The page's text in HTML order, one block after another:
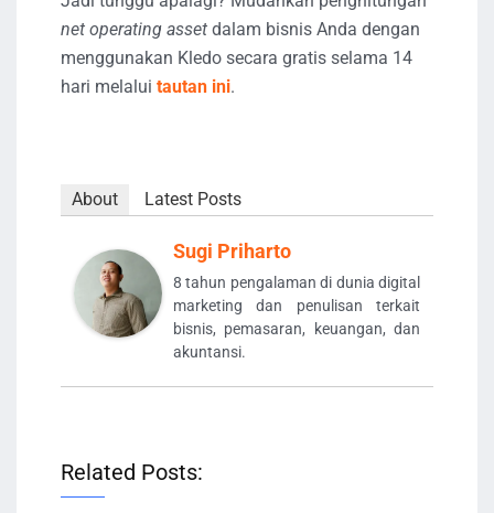
net operating asset dalam bisnis Anda dengan
menggunakan Kledo secara gratis selama 14
hari melalui tautan ini.
About Latest Posts
Sugi Priharto
8 tahun pengalaman di dunia digital
marketing dan penulisan terkait
bisnis, pemasaran, keuangan, dan
akuntansi.
Related Posts: